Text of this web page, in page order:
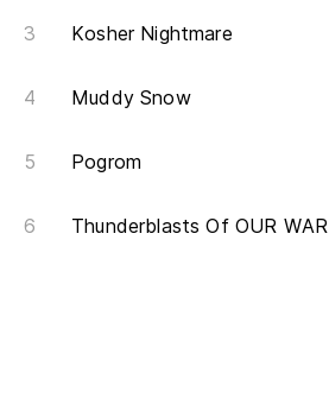
Kosher Nightmare
Muddy Snow
Pogrom
Thunderblasts Of OUR WAR